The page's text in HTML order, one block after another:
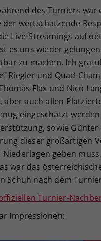
des Turniers
der wertschätzende
Live-Streamings auf
es uns wieder
zu machen. Ich
Riegler und Quad-
Flax und Nico
aber auch allen
eingeschätzt
sowie
dieser großartigen
geben
war das
Schuh nach dem
Turnier-
Impressionen: